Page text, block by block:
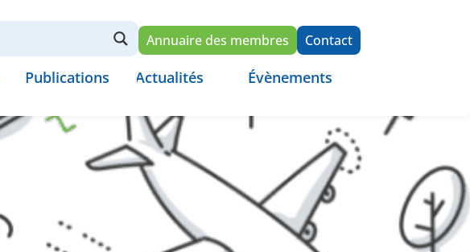
Annuaire des membres Contact
Publications Actualités Évènements